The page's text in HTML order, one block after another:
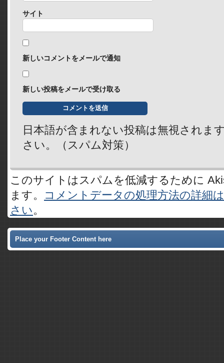
サイト
新しいコメントをメールで通知
新しい投稿をメールで受け取る
日本語が含まれない投稿は無視されま
さい。（スパム対策）
このサイトはスパムを低減するために
ます。
コメントデータの処理方法の詳細
さい。
Place your Footer Content here